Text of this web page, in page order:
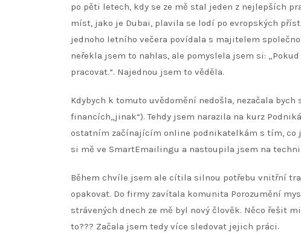
po pěti letech, kdy se ze mě stal jeden z nejlepších
míst, jako je Dubai, plavila se lodí po evropských
jednoho letního večera povídala s majitelem
neřekla jsem to nahlas, ale pomyslela jsem si:
pracovat.“. Najednou jsem to věděla.
Kdybych k tomuto uvědomění nedošla, nezačala
financích„jinak“). Tehdy jsem narazila na kurz
ostatním začínajícím online podnikatelkám s tím, co
si mě ve SmartEmailingu a nastoupila jsem na
Během chvíle jsem ale cítila silnou potřebu vnitřní
opakovat. Do firmy zavítala komunita Porozumění
strávených dnech ze mě byl nový člověk. Něco řešit
to??? Začala jsem tedy více sledovat jejich práci.